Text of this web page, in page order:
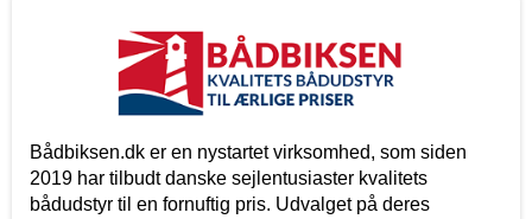
Bådbiksen.dk er en nystartet virksomhed, som siden
2019 har tilbudt danske sejlentusiaster kvalitets
bådudstyr til en fornuftig pris. Udvalget på deres